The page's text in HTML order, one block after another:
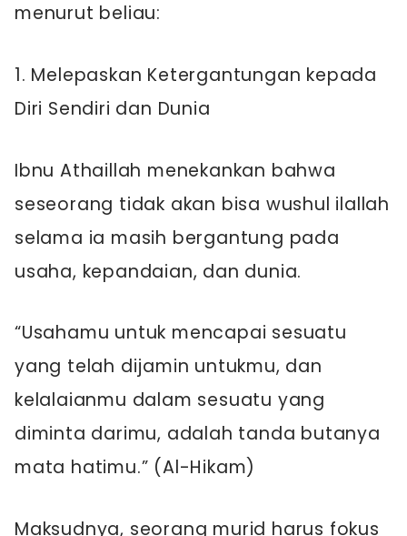
menurut beliau:
1. Melepaskan Ketergantungan kepada
Diri Sendiri dan Dunia
Ibnu Athaillah menekankan bahwa
seseorang tidak akan bisa wushul ilallah
selama ia masih bergantung pada
usaha, kepandaian, dan dunia.
“Usahamu untuk mencapai sesuatu
yang telah dijamin untukmu, dan
kelalaianmu dalam sesuatu yang
diminta darimu, adalah tanda butanya
mata hatimu.” (Al-Hikam)
Maksudnya, seorang murid harus fokus